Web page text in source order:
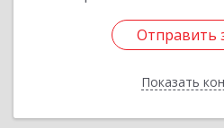
Отправить
Показать
Отправить
Назад